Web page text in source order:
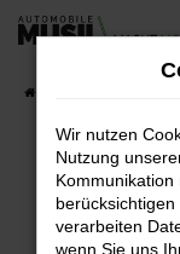
Zum
springen
Wir nutzen
Nutzung
verarbeiten
wenn Sie uns